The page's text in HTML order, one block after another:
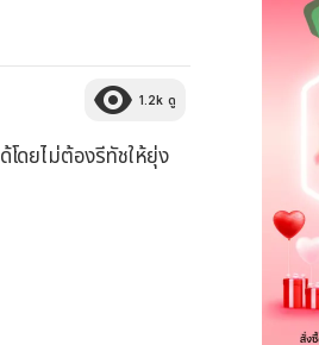
1.2k ดู
ดยไม่ต้องรีทัชให้ยุ่ง